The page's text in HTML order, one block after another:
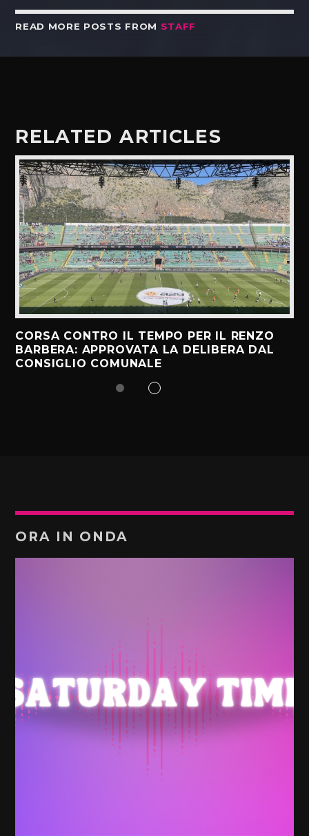
READ MORE POSTS FROM STAFF
RELATED ARTICLES
CORSA CONTRO IL TEMPO PER IL RENZO
BARBERA: APPROVATA LA DELIBERA DAL
CONSIGLIO COMUNALE
ORA IN ONDA